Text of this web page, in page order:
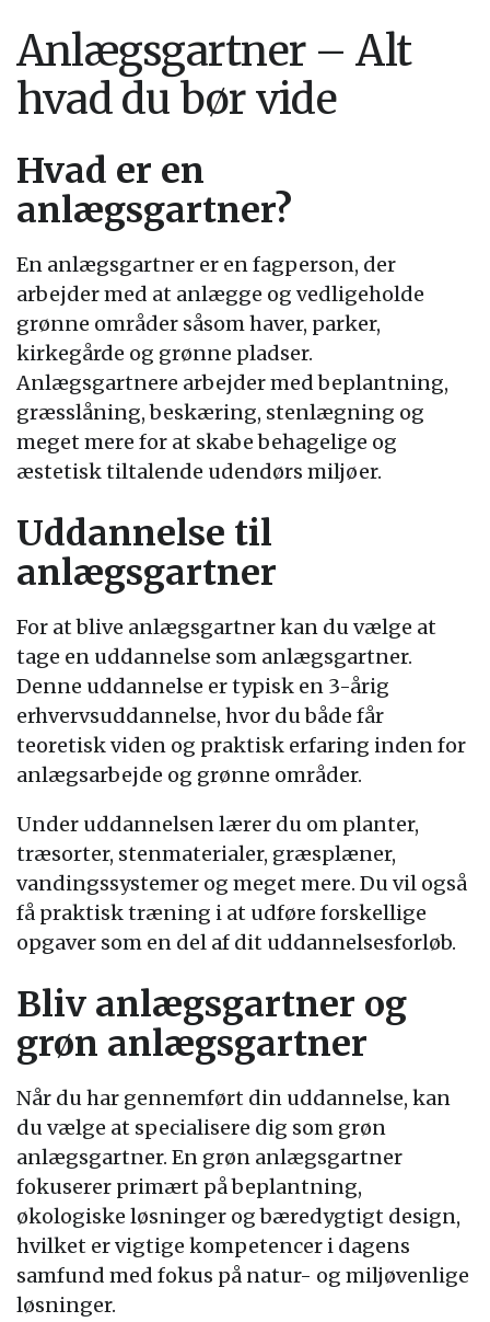
Anlægsgartner – Alt
hvad du bør vide
Hvad er en
anlægsgartner?
En anlægsgartner er en fagperson, der
arbejder med at anlægge og vedligeholde
grønne områder såsom haver, parker,
kirkegårde og grønne pladser.
Anlægsgartnere arbejder med beplantning,
græsslåning, beskæring, stenlægning og
meget mere for at skabe behagelige og
æstetisk tiltalende udendørs miljøer.
Uddannelse til
anlægsgartner
For at blive anlægsgartner kan du vælge at
tage en uddannelse som anlægsgartner.
Denne uddannelse er typisk en 3-årig
erhvervsuddannelse, hvor du både får
teoretisk viden og praktisk erfaring inden for
anlægsarbejde og grønne områder.
Under uddannelsen lærer du om planter,
træsorter, stenmaterialer, græsplæner,
vandingssystemer og meget mere. Du vil også
få praktisk træning i at udføre forskellige
opgaver som en del af dit uddannelsesforløb.
Bliv anlægsgartner og
grøn anlægsgartner
Når du har gennemført din uddannelse, kan
du vælge at specialisere dig som grøn
anlægsgartner. En grøn anlægsgartner
fokuserer primært på beplantning,
økologiske løsninger og bæredygtigt design,
hvilket er vigtige kompetencer i dagens
samfund med fokus på natur- og miljøvenlige
løsninger.